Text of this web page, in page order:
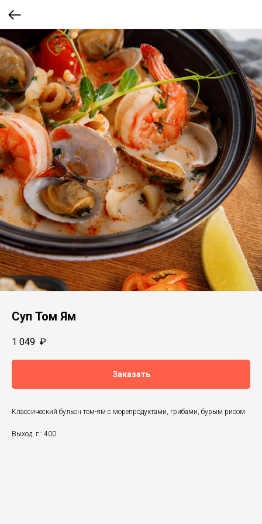
Суп Том Ям
1 049 ₽
Заказать
Классический бульон том-ям с морепродуктами, грибами, бурым рисом
Выход, г.: 400